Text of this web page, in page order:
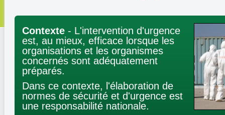
Contexte - L'intervention d'urgence
est, au mieux, efficace lorsque les
organisations et les organismes
concernés sont adéquatement
préparés.
Dans ce contexte, l'élaboration de
normes de sécurité et d'urgence est
une responsabilité nationale.